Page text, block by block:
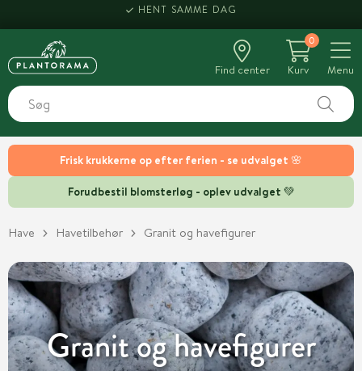
Frisk krukkerne op efter ferien - se udvalget 🌸
Forudbestil blomsterløg - oplev udvalget 💚
HENT SAMME DAG
Find center
0
Kurv
Menu
Have Havetilbehør Granit og havefigurer
Granit og havefigurer